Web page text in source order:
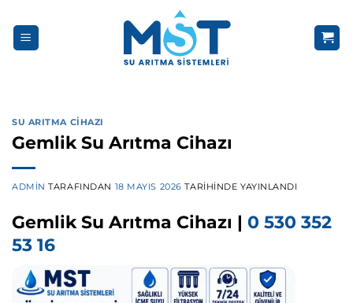
atla
SU ARITMA CIHAZI
Gemlik Su Arıtma Cihazı
ADMIN TARAFINDAN 18 MAYIS 2026 TARIHINDE YAYINLANDI
Gemlik Su Arıtma Cihazı | 0 530 352
53 16